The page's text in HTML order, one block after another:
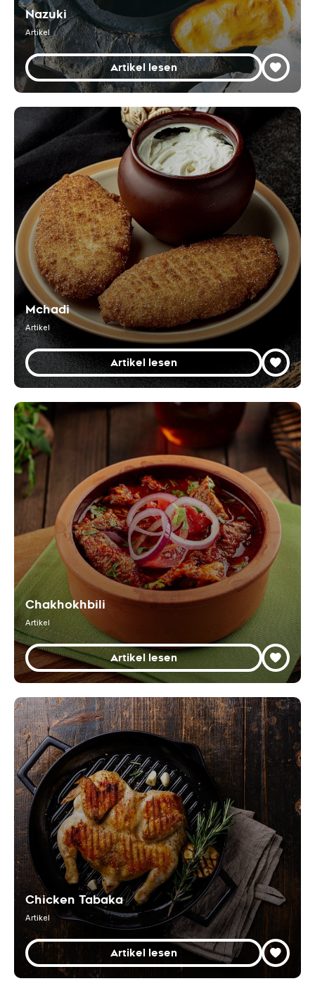
Nazuki
Artikel
Artikel lesen
Mchadi
Artikel
Artikel lesen
Chakhokhbili
Artikel
Artikel lesen
Chicken Tabaka
Artikel
Artikel lesen